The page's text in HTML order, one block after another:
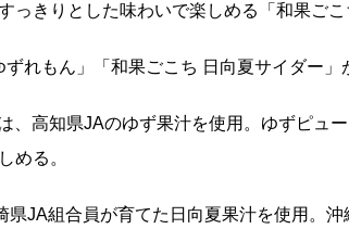
っきりとした味わいで楽しめる「和果ごこ
れもん」「和果ごこち 日向夏サイダー」
、高知県JAのゆず果汁を使用。ゆずピュ
める。
JA組合員が育てた日向夏果汁を使用。